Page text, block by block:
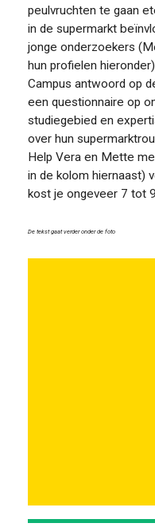
OVER
peulvruchten te gaan
in de supermarkt
jonge onderzoekers
hun profielen
Campus antwoord op
een questionnaire op
studiegebied en
over hun
Help Vera en Mette
in de kolom hiernaast)
kost je ongeveer 7 tot
De tekst gaat verder onder de foto